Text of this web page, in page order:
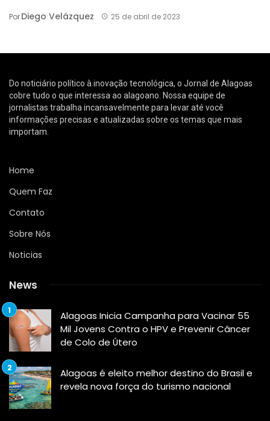
PorDiego Velázquez 25 de abril de 2023
Do noticiário político à inovação tecnológica, o Jornal de Alagoas
cobre tudo o que interessa ao alagoano. Nossa equipe de
jornalistas trabalha incansavelmente para levar até você
informações precisas e atualizadas sobre os temas que mais
importam.
Home
Quem Faz
Contato
Sobre Nós
Noticias
News
Alagoas Inicia Campanha para Vacinar 55
Mil Jovens Contra o HPV e Prevenir Câncer
de Colo de Útero
Alagoas é eleito melhor destino do Brasil e
revela nova força do turismo nacional